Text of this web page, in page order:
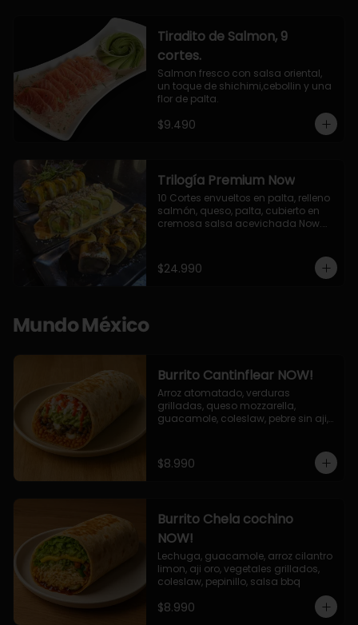
Tiradito de Salmon, 9
cortes.
Salmon fresco con salsa oriental,
un toque de shichimi,cebollin y una
flor de palta.
$9.490
Trilogía Premium Now
10 Cortes envueltos en palta, relleno
salmón, queso, palta, cubierto en
cremosa salsa acevichada Now.
palta, cubierto con topping de
chimichurri de la casa flambeado.
$24.990
Mundo México
Burrito Cantinflear NOW!
Arroz atomatado, verduras
grilladas, queso mozzarella,
guacamole, coleslaw, pebre sin aji,
$8.990
Burrito Chela cochino
NOW!
Lechuga, guacamole, arroz cilantro
limon, aji oro, vegetales grillados,
coleslaw, pepinillo, salsa bbq
$8.990